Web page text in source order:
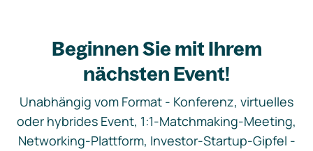
Beginnen Sie mit Ihrem
nächsten Event!
Unabhängig vom Format - Konferenz, virtuelles
oder hybrides Event, 1:1-Matchmaking-Meeting,
Networking-Plattform, Investor-Startup-Gipfel -